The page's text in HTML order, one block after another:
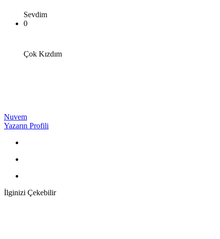
Sevdim
0
Çok Kızdım
Nuvem
Yazarın Profili
İlginizi Çekebilir